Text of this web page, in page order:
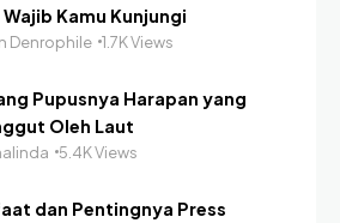
Kamu Kunjungi
Denrophile 1.7K Views
Pupusnya Harapan yang
Oleh Laut
5.4K Views
dan Pentingnya Press